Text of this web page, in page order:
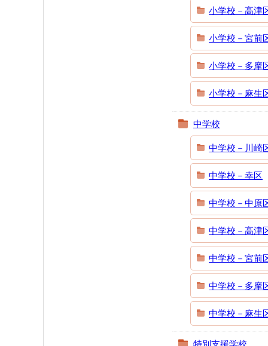
小学校－高津
小学校－宮前
小学校－多摩
小学校－麻生
中学校
中学校－川崎
中学校－幸区
中学校－中原
中学校－高津
中学校－宮前
中学校－多摩
中学校－麻生
特別支援学校